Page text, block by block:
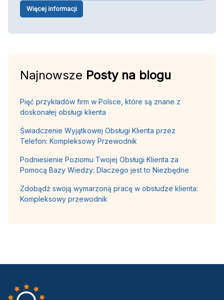
Więcej informacji
Najnowsze Posty na blogu
Pięć przykładów firm w Polsce, które są znane z
doskonałej obsługi klienta
Świadczenie Wyjątkowej Obsługi Klienta przez
Telefon: Kompleksowy Przewodnik
Podniesienie Poziomu Twojej Obsługi Klienta za
Pomocą Bazy Wiedzy: Dlaczego jest to Niezbędne
Zdobądź swoją wymarzoną pracę w obsłudze klienta:
Kompleksowy przewodnik